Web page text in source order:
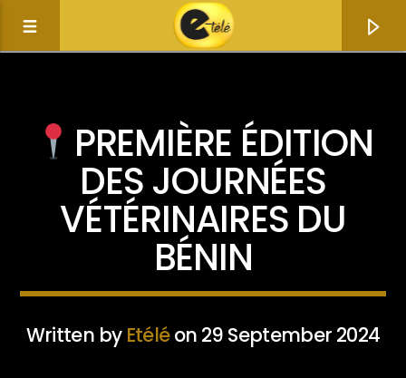
Current track
PREMIÈRE ÉDITION
DES JOURNÉES
VÉTÉRINAIRES DU
BÉNIN
Written by Etéléon 29 September 2024